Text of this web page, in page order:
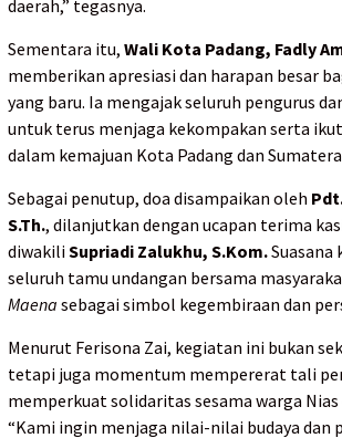
daerah,” tegasnya.
Sementara itu, Wali Kota Padang, Fadly
memberikan apresiasi dan harapan besar
yang baru. Ia mengajak seluruh pengurus
untuk terus menjaga kekompakan serta
dalam kemajuan Kota Padang dan
Sebagai penutup, doa disampaikan oleh
S.Th., dilanjutkan dengan ucapan terima
diwakiliSupriadi Zalukhu, S.Kom.
seluruh tamu undangan bersama
Maena sebagai simbol kegembiraan dan
Menurut Ferisona Zai, kegiatan ini bukan
tetapi juga momentum mempererat tali
memperkuat solidaritas sesama warga
“Kami ingin menjaga nilai-nilai budaya dan